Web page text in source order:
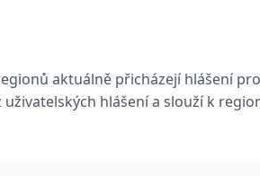
aktuálně přicházejí hlášení
uživatelských hlášení a slouží k